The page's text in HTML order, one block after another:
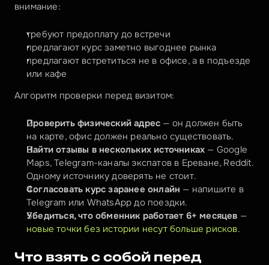
внимание:
требуют предоплату до встречи
предлагают курс заметно выгоднее рынка
предлагают встретиться не в офисе, а в подъезде
или кафе
Алгоритм проверки перед визитом:
Проверить физический адрес — он должен быть
на карте, офис должен реально существовать.
Найти отзывы в нескольких источниках — Google
Maps, Telegram-каналы экспатов в Ереване, Reddit.
Одному источнику доверять не стоит.
Согласовать курс заранее онлайн — напишите в
Telegram или WhatsApp до поездки.
Убедиться, что обменник работает 6+ месяцев
новые точки без истории несут больше рисков.
Что взять с собой перед